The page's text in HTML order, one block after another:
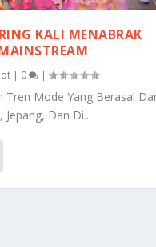
KALI MENABRAK
| 0 |
Tren Mode Yang Berasal
Dan Di...